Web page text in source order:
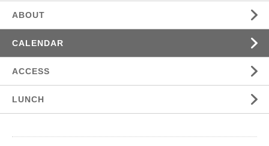
ABOUT
CALENDAR
ACCESS
LUNCH